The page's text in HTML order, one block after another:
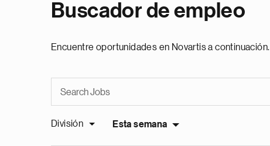
Buscador de empleo
Encuentre oportunidades en Novartis a continuación.
División Esta semana